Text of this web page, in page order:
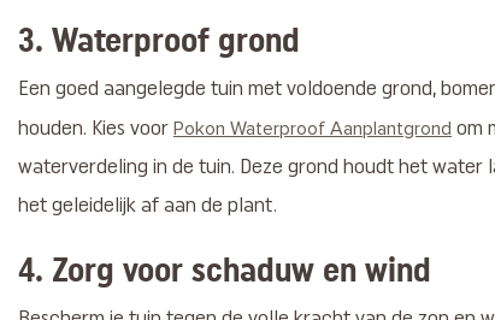
3. Waterproof grond
Een goed aangelegde tuin met voldoende grond,
houden. Kies voor Pokon Waterproof Aanplantgrond om
waterverdeling in de tuin. Deze grond houdt het water
het geleidelijk af aan de plant.
4. Zorg voor schaduw en wind